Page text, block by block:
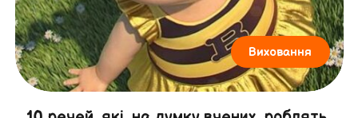
Виховання